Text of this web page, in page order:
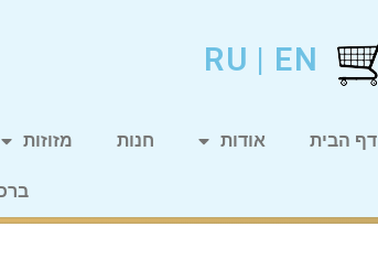
EN
|
RU
דף הבית אודות חנות מזוזות